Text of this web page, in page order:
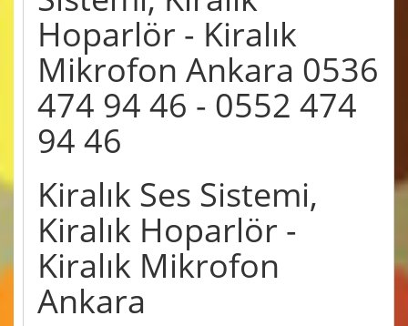
Hoparlör - Kiralık
Mikrofon Ankara 0536
474 94 46 - 0552 474
94 46
Kiralık Ses Sistemi,
Kiralık Hoparlör -
Kiralık Mikrofon
Ankara